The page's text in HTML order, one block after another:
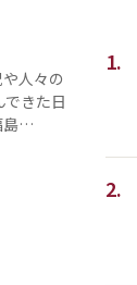
人々の
きた日
島…
1.
2.